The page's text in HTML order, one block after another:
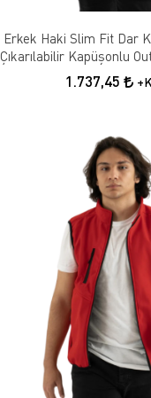
Erkek Haki Slim Fit Dar
Çıkarılabilir Kapüşonlu
Mont
1.737,45